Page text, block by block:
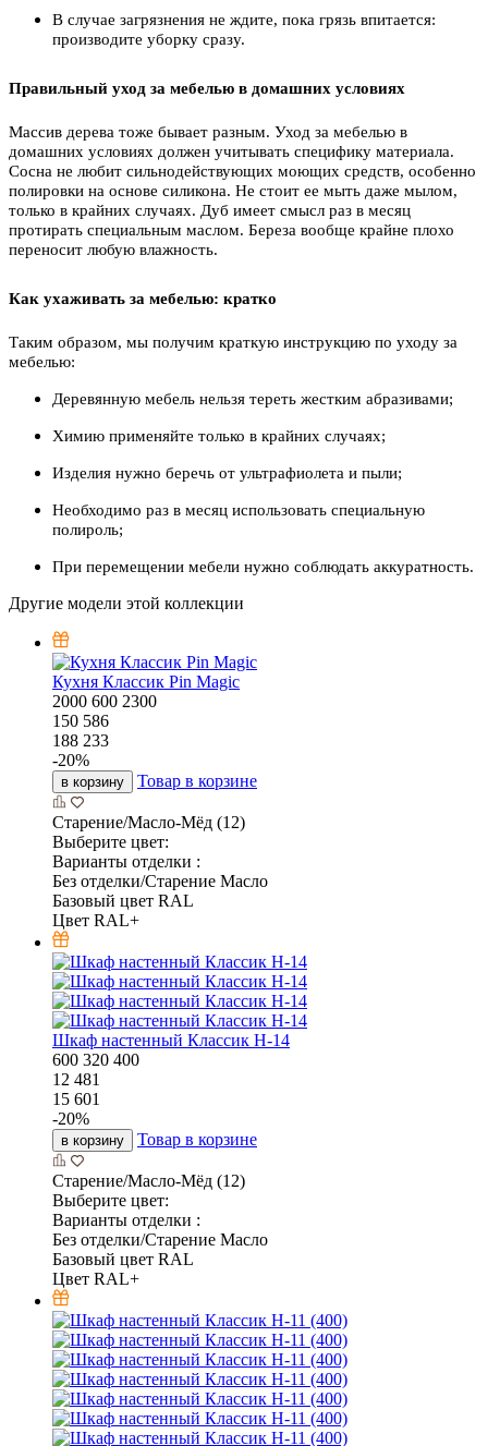
В случае загрязнения не ждите, пока грязь впитается:
производите уборку сразу.
Правильный уход за мебелью в домашних условиях
Массив дерева тоже бывает разным. Уход за мебелью в
домашних условиях должен учитывать специфику материала.
Сосна не любит сильнодействующих моющих средств, особенно
полировки на основе силикона. Не стоит ее мыть даже мылом,
только в крайних случаях. Дуб имеет смысл раз в месяц
протирать специальным маслом. Береза вообще крайне плохо
переносит любую влажность.
Как ухаживать за мебелью: кратко
Таким образом, мы получим краткую инструкцию по уходу за
мебелью:
Деревянную мебель нельзя тереть жестким абразивами;
Химию применяйте только в крайних случаях;
Изделия нужно беречь от ультрафиолета и пыли;
Необходимо раз в месяц использовать специальную
полироль;
При перемещении мебели нужно соблюдать аккуратность.
Другие модели этой коллекции
Кухня Классик Pin Magic
2000 600 2300
150 586
188 233
-20%
в корзину Товар в корзине
Старение/Масло-Мёд (12)
Выберите цвет:
Варианты отделки :
Без отделки/Старение Масло
Базовый цвет RAL
Цвет RAL+
Шкаф настенный Классик Н-14
600 320 400
12 481
15 601
-20%
в корзину Товар в корзине
Старение/Масло-Мёд (12)
Выберите цвет:
Варианты отделки :
Без отделки/Старение Масло
Базовый цвет RAL
Цвет RAL+